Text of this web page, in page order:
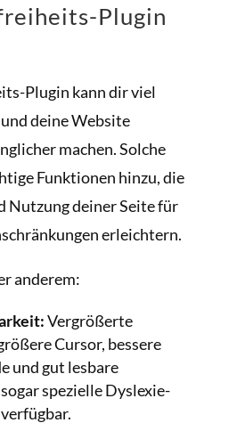
Plugin
Plugin kann dir viel
deine Website
machen. Solche
Funktionen hinzu, die
Nutzung deiner Seite für
erleichtern.
anderem:
Vergrößerte
Cursor, bessere
und gut lesbare
spezielle Dyslexie-